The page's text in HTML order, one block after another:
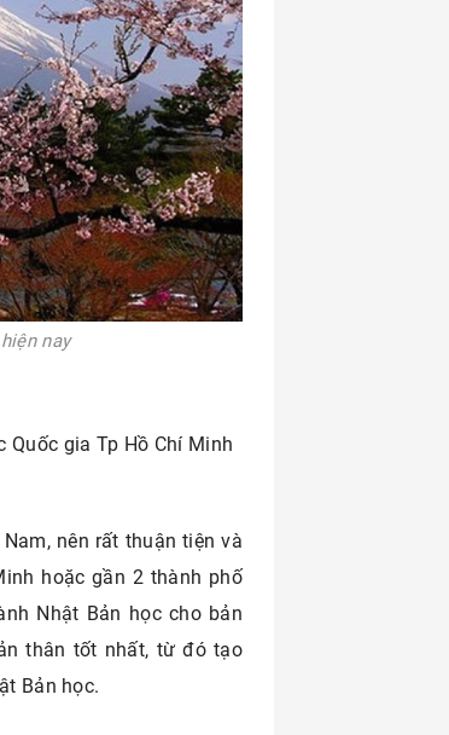
nay
gia Tp Hồ Chí Minh
nên rất thuận tiện và
hoặc gần 2 thành phố
Nhật Bản học cho bản
thân tốt nhất, từ đó tạo
Bản học.